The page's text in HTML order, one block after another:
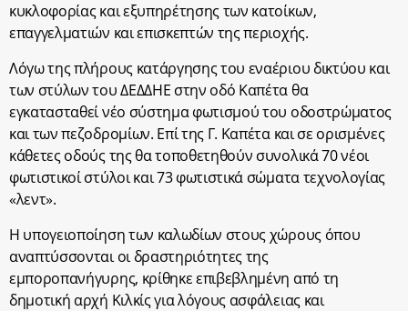
κυκλοφορίας και εξυπηρέτησης των κατοίκων,
επαγγελματιών και επισκεπτών της περιοχής.
Λόγω της πλήρους κατάργησης του εναέριου δικτύου και
των στύλων του ΔΕΔΔΗΕ στην οδό Καπέτα θα
εγκατασταθεί νέο σύστημα φωτισμού του οδοστρώματος
και των πεζοδρομίων. Eπί της Γ. Καπέτα και σε ορισμένες
κάθετες οδούς της θα τοποθετηθούν συνολικά 70 νέοι
φωτιστικοί στύλοι και 73 φωτιστικά σώματα τεχνολογίας
«λεντ».
Η υπογειοποίηση των καλωδίων στους χώρους όπου
αναπτύσσονται οι δραστηριότητες της
εμποροπανήγυρης, κρίθηκε επιβεβλημένη από τη
δημοτική αρχή Κιλκίς για λόγους ασφάλειας και